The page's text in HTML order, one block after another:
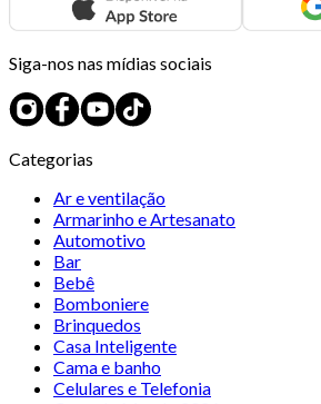
Siga-nos nas mídias sociais
Categorias
Ar e ventilação
Armarinho e Artesanato
Automotivo
Bar
Bebê
Bomboniere
Brinquedos
Casa Inteligente
Cama e banho
Celulares e Telefonia